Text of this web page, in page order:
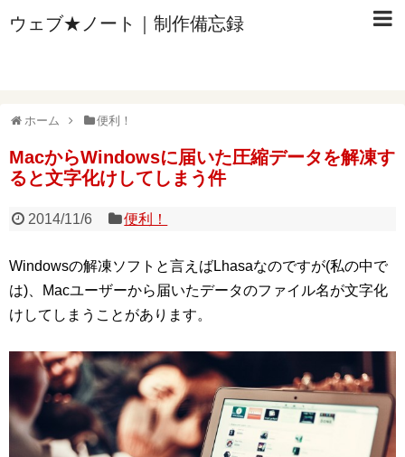
ウェブ★ノート｜制作備忘録
ホーム 便利！
MacからWindowsに届いた圧縮データを解凍す
ると文字化けしてしまう件
2014/11/6 便利！
Windowsの解凍ソフトと言えばLhasaなのですが(私の中で
は)、Macユーザーから届いたデータのファイル名が文字化
けしてしまうことがあります。